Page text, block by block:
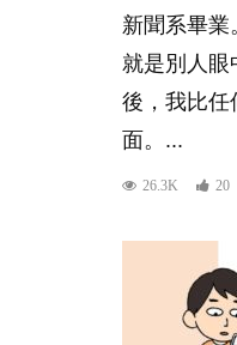
新聞系畢業
就是別人眼
後，我比任
面。...
26.3K 20